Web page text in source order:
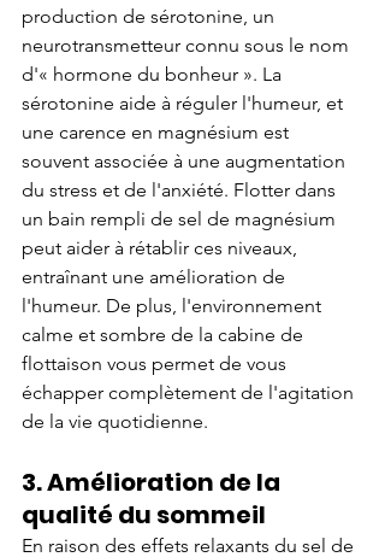
production de sérotonine, un
neurotransmetteur connu sous le nom
d'« hormone du bonheur ». La
sérotonine aide à réguler l'humeur, et
une carence en magnésium est
souvent associée à une augmentation
du stress et de l'anxiété. Flotter dans
un bain rempli de sel de magnésium
peut aider à rétablir ces niveaux,
entraînant une amélioration de
l'humeur. De plus, l'environnement
calme et sombre de la cabine de
flottaison vous permet de vous
échapper complètement de l'agitation
de la vie quotidienne.
3. Amélioration de la
qualité du sommeil
En raison des effets relaxants du sel de